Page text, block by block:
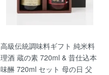
高級伝統調味料ギフト 純米料
理酒 蔵の素 720ml & 昔仕込本
味醂 720ml セット 母の日 父